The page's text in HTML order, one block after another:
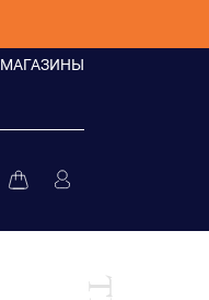
МАГАЗИНЫ